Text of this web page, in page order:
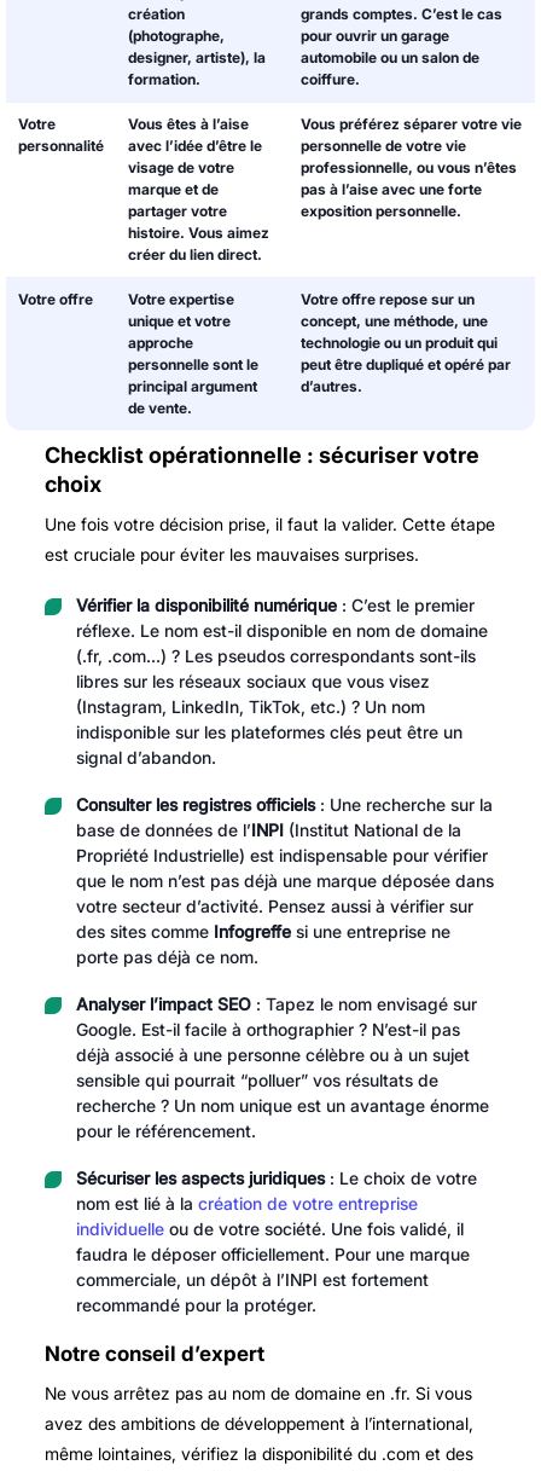
création
(photographe,
designer, artiste), la
formation.
grands comptes. C’est le cas
pour ouvrir un garage
automobile ou un salon de
coiffure.
Votre
personnalité
Vous êtes à l’aise
avec l’idée d’être le
visage de votre
marque et de
partager votre
histoire. Vous aimez
créer du lien direct.
Vous préférez séparer votre vie
personnelle de votre vie
professionnelle, ou vous n’êtes
pas à l’aise avec une forte
exposition personnelle.
Votre offre
Votre expertise
unique et votre
approche
personnelle sont le
principal argument
de vente.
Votre offre repose sur un
concept, une méthode, une
technologie ou un produit qui
peut être dupliqué et opéré par
d’autres.
Checklist opérationnelle : sécuriser votre
choix
Une fois votre décision prise, il faut la valider. Cette étape
est cruciale pour éviter les mauvaises surprises.
Vérifier la disponibilité numérique: C’est le premier
réflexe. Le nom est-il disponible en nom de domaine
(.fr, .com…) ? Les pseudos correspondants sont-ils
libres sur les réseaux sociaux que vous visez
(Instagram, LinkedIn, TikTok, etc.) ? Un nom
indisponible sur les plateformes clés peut être un
signal d’abandon.
Consulter les registres officiels: Une recherche sur la
base de données de l’INPI(Institut National de la
Propriété Industrielle) est indispensable pour vérifier
que le nom n’est pas déjà une marque déposée dans
votre secteur d’activité. Pensez aussi à vérifier sur
des sites comme Infogreffesi une entreprise ne
porte pas déjà ce nom.
Analyser l’impact SEO: Tapez le nom envisagé sur
Google. Est-il facile à orthographier ? N’est-il pas
déjà associé à une personne célèbre ou à un sujet
sensible qui pourrait “polluer” vos résultats de
recherche ? Un nom unique est un avantage énorme
pour le référencement.
Sécuriser les aspects juridiques: Le choix de votre
nom est lié à la création de votre entreprise
individuelleou de votre société. Une fois validé, il
faudra le déposer officiellement. Pour une marque
commerciale, un dépôt à l’INPI est fortement
recommandé pour la protéger.
Notre conseil d’expert
Ne vous arrêtez pas au nom de domaine en .fr. Si vous
avez des ambitions de développement à l’international,
même lointaines, vérifiez la disponibilité du .com et des